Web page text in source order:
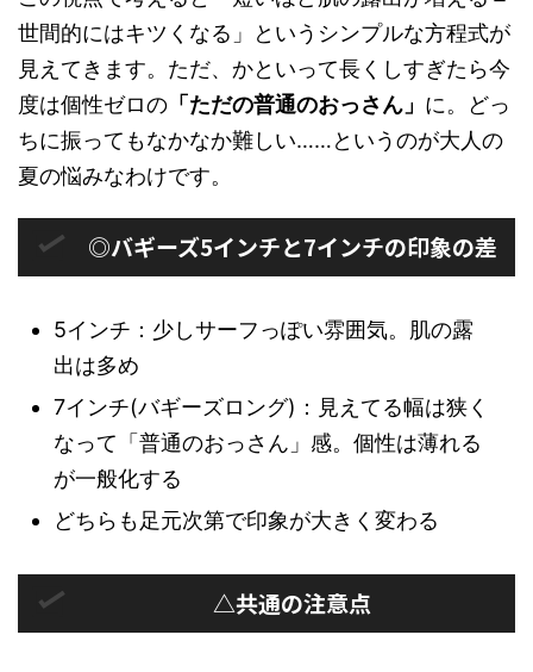
世間的にはキツくなる」というシンプルな方程式が
見えてきます。ただ、かといって長くしすぎたら今
度は個性ゼロの 「ただの普通のおっさん」 に。どっ
ちに振ってもなかなか難しい……というのが大人の
夏の悩みなわけです。
◎バギーズ5インチと7インチの印象の差
5インチ：少しサーフっぽい雰囲気。肌の露
出は多め
7インチ(バギーズロング)：見えてる幅は狭く
なって「普通のおっさん」感。個性は薄れる
が一般化する
どちらも足元次第で印象が大きく変わる
△共通の注意点